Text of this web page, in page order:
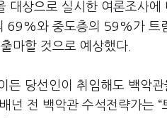
상으로 실시한 여론조사
69%와 중도층의 59%가 트
마할 것으로 예상했다.
당선인이 취임해도 백악
전 백악관 수석전략가는 “